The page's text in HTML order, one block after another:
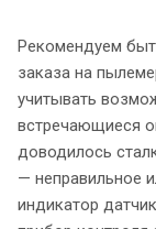
Рекомендуем
заказа на
учитывать
встречающиеся
доводилось
— неправильное
индикатор